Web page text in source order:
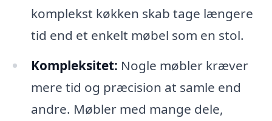
komplekst køkken skab tage længere
tid end et enkelt møbel som en stol.
Kompleksitet: Nogle møbler kræver
mere tid og præcision at samle end
andre. Møbler med mange dele,